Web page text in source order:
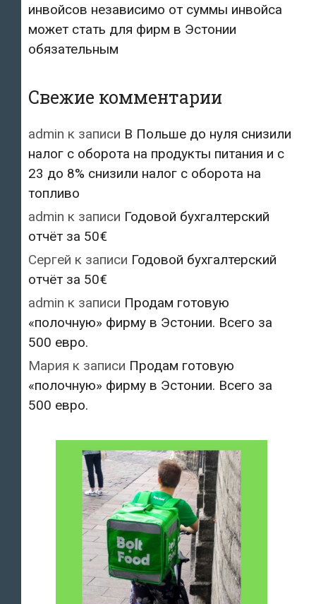
инвойсов независимо от суммы инвойса
может стать для фирм в Эстонии
обязательным
Свежие комментарии
admin к записи В Польше до нуля снизили
налог с оборота на продукты питания и с
23 до 8% снизили налог с оборота на
топливо
admin к записи Годовой бухгалтерский
отчёт за 50€
Сергей к записи Годовой бухгалтерский
отчёт за 50€
admin к записи Продам готовую
«полочную» фирму в Эстонии. Всего за
500 евро.
Мария к записи Продам готовую
«полочную» фирму в Эстонии. Всего за
500 евро.